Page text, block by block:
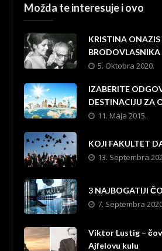
Možda te interesuje i ovo
KRISTINA ONAZIS
BRODOVLASNIKA
5. Oktobra 2020.
IZABERITE
DESTINACIJU ZA
11. Maja 2015.
KOJI FAKULTET
13. Septembra
3 NAJBOGATIJI
7. Septembra
Viktor Lustig –
Ajfelovu kulu